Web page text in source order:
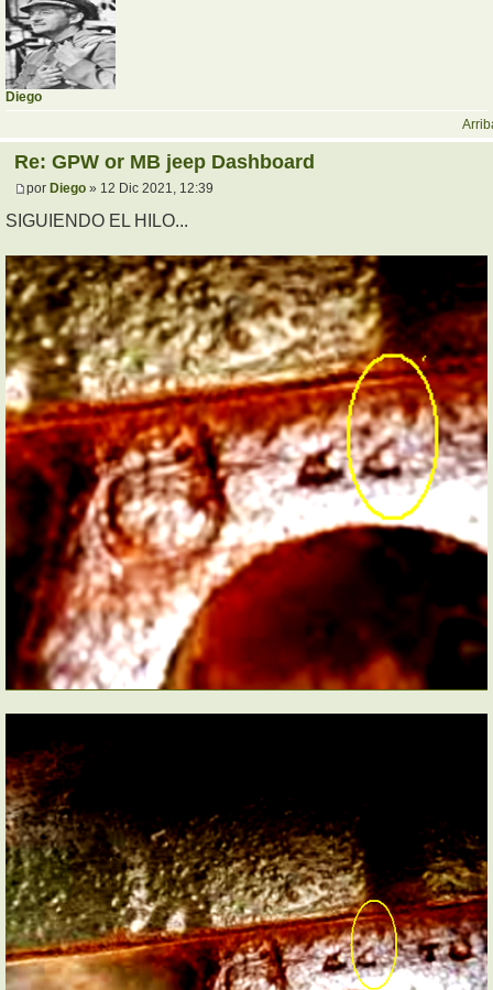
Diego
Re: GPW or MB jeep Dashboard
por Diego » 12 Dic 2021, 12:39
SIGUIENDO EL HILO...